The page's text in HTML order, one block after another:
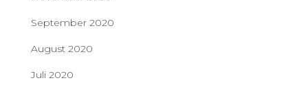
September 2020
August 2020
Juli 2020